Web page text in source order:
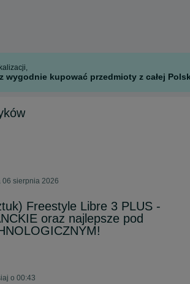
wygodnie kupować przedmioty z całej
06 sierpnia 2026
Freestyle Libre 3 PLUS -
oraz najlepsze pod
o 00:43